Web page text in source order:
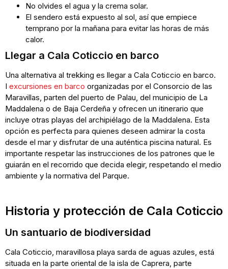
No olvides el agua y la crema solar.
El sendero está expuesto al sol, así que empiece
temprano por la mañana para evitar las horas de más
calor.
Llegar a Cala Coticcio en barco
Una alternativa al trekking es llegar a Cala Coticcio en barco.
I excursiones en barco organizadas por el Consorcio de las
Maravillas, parten del puerto de Palau, del municipio de La
Maddalena o de Baja Cerdeña y ofrecen un itinerario que
incluye otras playas del archipiélago de la Maddalena. Esta
opción es perfecta para quienes deseen admirar la costa
desde el mar y disfrutar de una auténtica piscina natural. Es
importante respetar las instrucciones de los patrones que le
guiarán en el recorrido que decida elegir, respetando el medio
ambiente y la normativa del Parque.
Historia y protección de Cala Coticcio
Un santuario de biodiversidad
Cala Coticcio, maravillosa playa sarda de aguas azules, está
situada en la parte oriental de la isla de Caprera, parte